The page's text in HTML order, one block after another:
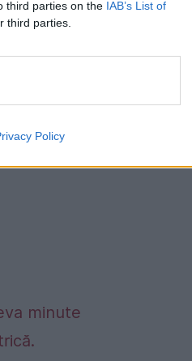
third parties on the IAB’s List of
third parties.
Policy
, a mai spus
minute